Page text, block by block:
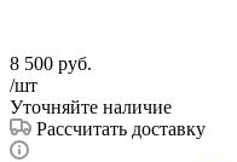
8 500 руб.
/шт
Уточняйте наличие
Рассчитать доставку